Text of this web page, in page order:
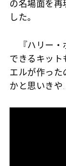
の名場面を
した。
『ハリー・
できるキット
エルが作っ
かと思いきや